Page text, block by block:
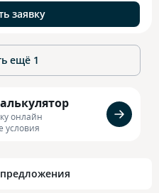
заявку
ещё 1
онлайн
условия